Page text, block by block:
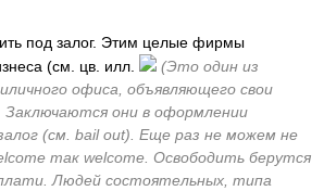
под залог. Этим целые фирмы
(см. цв. илл.
(Это один из
офиса, объявляющего свои
Заключаются они в оформлении
(см. bail out). Еще раз не можем не
так welcome. Освободить берутся
Людей состоятельных, типа